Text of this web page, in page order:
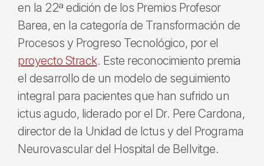
en la 22ª edición de los Premios Profesor
Barea, en la categoría de Transformación de
Procesos y Progreso Tecnológico, por el
proyecto Strack. Este reconocimiento premia
el desarrollo de un modelo de seguimiento
integral para pacientes que han sufrido un
ictus agudo, liderado por el Dr. Pere Cardona,
director de la Unidad de Ictus y del Programa
Neurovascular del Hospital de Bellvitge.